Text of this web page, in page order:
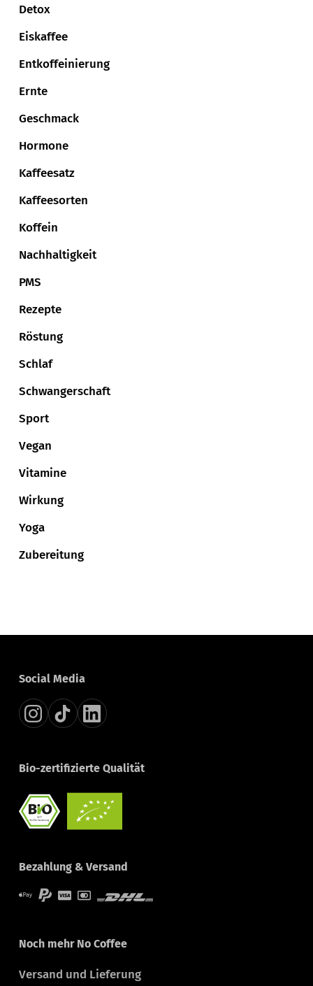
Detox
Eiskaffee
Entkoffeinierung
Ernte
Geschmack
Hormone
Kaffeesatz
Kaffeesorten
Koffein
Nachhaltigkeit
PMS
Rezepte
Röstung
Schlaf
Schwangerschaft
Sport
Vegan
Vitamine
Wirkung
Yoga
Zubereitung
Social Media
Bio-zertifizierte Qualität
Bezahlung & Versand
Noch mehr No Coffee
Versand und Lieferung